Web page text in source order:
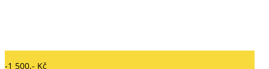
-1 500,- Kč